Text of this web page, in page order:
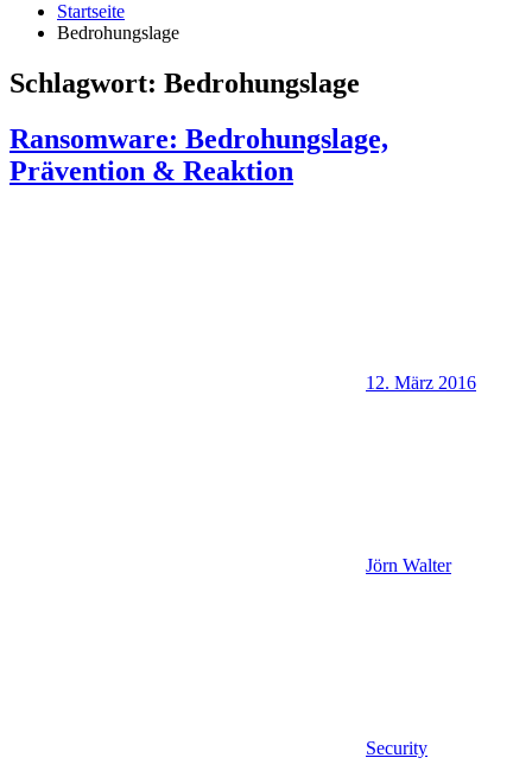
Startseite
Bedrohungslage
Schlagwort: Bedrohungslage
Ransomware: Bedrohungslage,
Prävention & Reaktion
12. März 2016
Jörn Walter
Security